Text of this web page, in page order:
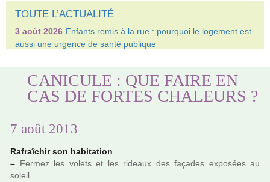
TOUTE L’ACTUALITÉ
3 août 2026 Enfants remis à la rue : pourquoi le logement est
aussi une urgence de santé publique
CANICULE : QUE FAIRE EN
CAS DE FORTES CHALEURS ?
7 août 2013
Rafraîchir son habi­ta­tion
– Fermez les volets et les rideaux des faça­des expo­sées au
soleil.